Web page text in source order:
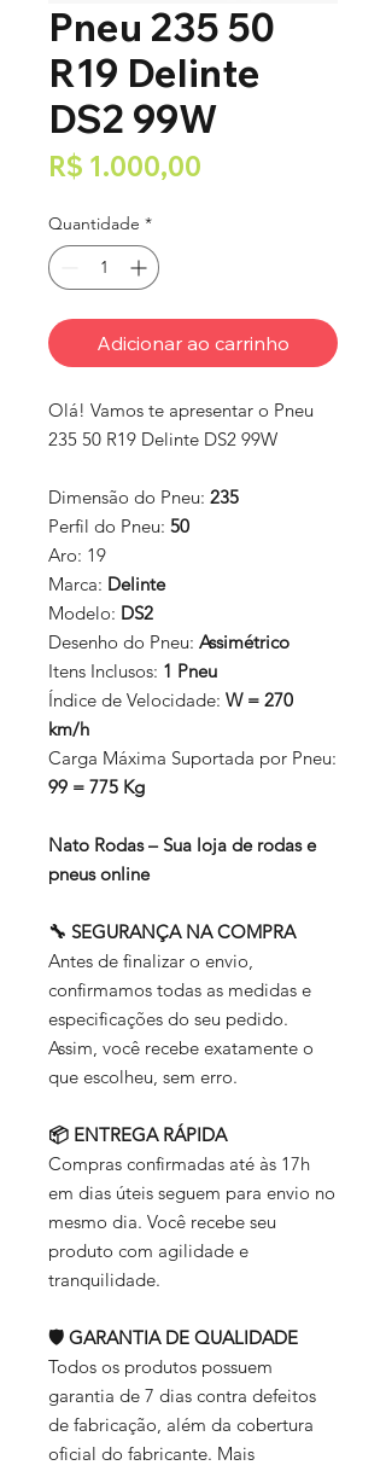
Pneu 235 50
R19 Delinte
DS2 99W
R$ 1.000,00
Quantidade *
Adicionar ao carrinho
Olá! Vamos te apresentar o Pneu
235 50 R19 Delinte DS2 99W
Dimensão do Pneu: 235
Perfil do Pneu: 50
Aro: 19
Marca: Delinte
Modelo: DS2
Desenho do Pneu: Assimétrico
Itens Inclusos: 1 Pneu
Índice de Velocidade: W = 270
km/h
Carga Máxima Suportada por Pneu:
99 = 775 Kg
Nato Rodas – Sua loja de rodas e
pneus online
🔧 SEGURANÇA NA COMPRA
Antes de finalizar o envio,
confirmamos todas as medidas e
especificações do seu pedido.
Assim, você recebe exatamente o
que escolheu, sem erro.
📦 ENTREGA RÁPIDA
Compras confirmadas até às 17h
em dias úteis seguem para envio no
mesmo dia. Você recebe seu
produto com agilidade e
tranquilidade.
🛡️ GARANTIA DE QUALIDADE
Todos os produtos possuem
garantia de 7 dias contra defeitos
de fabricação, além da cobertura
oficial do fabricante. Mais